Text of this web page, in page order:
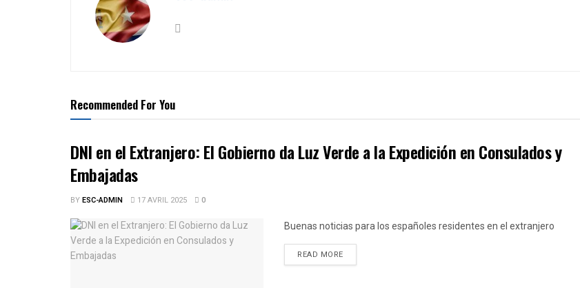
Recommended For You
DNI en el Extranjero: El Gobierno da Luz Verde a la Expedición en Consulados y
Embajadas
BYESC-ADMIN 17 AVRIL 2025 0
Buenas noticias para los españoles residentes en el extranjero
READ MOREDETAILS